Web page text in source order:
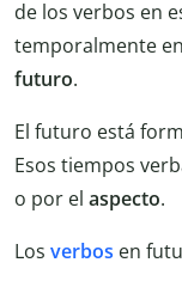
de los verbos en
temporalmente
futuro.
El futuro está
Esos tiempos
o por el aspecto.
Los verbos en